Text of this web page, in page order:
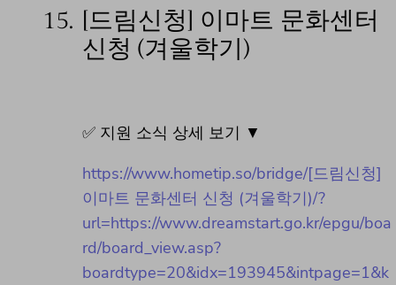
15.
[드림신청] 이마트 문화센터
신청 (겨울학기)
✅ 지원 소식 상세 보기 ▼
https://www.hometip.so/bridge/[드림신청]
이마트 문화센터 신청 (겨울학기)/?
url=https://www.dreamstart.go.kr/epgu/boa
rd/board_view.asp?
boardtype=20&idx=193945&intpage=1&k